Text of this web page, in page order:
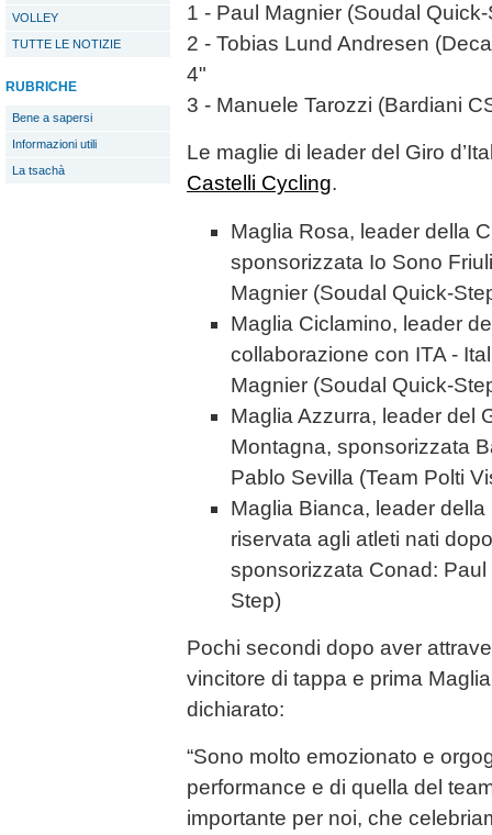
VOLLEY
TUTTE LE NOTIZIE
RUBRICHE
Bene a sapersi
Informazioni utili
La tsachà
1 - Paul Magnier (Soudal
2 - Tobias Lund Andresen
4"
3 - Manuele Tarozzi (Bardiani
Le maglie di leader del Giro
Castelli Cycling.
Maglia Rosa, leader della
sponsorizzata Io Sono
Magnier (Soudal Quick-
Maglia Ciclamino, leader
collaborazione con ITA -
Magnier (Soudal Quick-
Maglia Azzurra, leader del
Montagna, sponsorizzata
Pablo Sevilla (Team Polti
Maglia Bianca, leader
riservata agli atleti nati
sponsorizzata Conad:
Step)
Pochi secondi dopo aver
vincitore di tappa e prima
dichiarato:
“Sono molto emozionato e
performance e di quella del
importante per noi, che